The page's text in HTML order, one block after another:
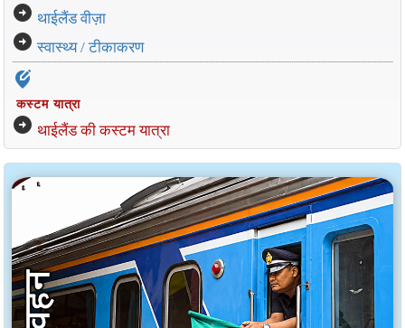
arrow_circle_right थाईलैंड वीज़ा
arrow_circle_right स्वास्थ्य / टीकाकरण
edit_location_alt
कस्टम यात्रा
arrow_circle_right थाईलैंड की कस्टम यात्रा